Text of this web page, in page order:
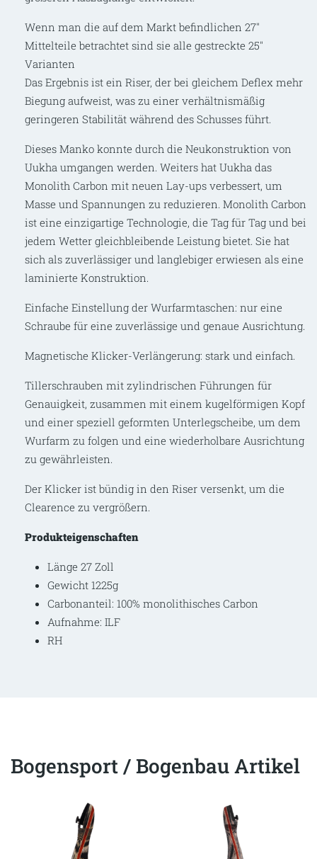
Wenn man die auf dem Markt befindlichen 27″
Mittelteile betrachtet sind sie alle gestreckte 25″
Varianten
Das Ergebnis ist ein Riser, der bei gleichem Deflex mehr
Biegung aufweist, was zu einer verhältnismäßig
geringeren Stabilität während des Schusses führt.
Dieses Manko konnte durch die Neukonstruktion von
Uukha umgangen werden. Weiters hat Uukha das
Monolith Carbon mit neuen Lay-ups verbessert, um
Masse und Spannungen zu reduzieren. Monolith Carbon
ist eine einzigartige Technologie, die Tag für Tag und bei
jedem Wetter gleichbleibende Leistung bietet. Sie hat
sich als zuverlässiger und langlebiger erwiesen als eine
laminierte Konstruktion.
Einfache Einstellung der Wurfarmtaschen: nur eine
Schraube für eine zuverlässige und genaue Ausrichtung.
Magnetische Klicker-Verlängerung: stark und einfach.
Tillerschrauben mit zylindrischen Führungen für
Genauigkeit, zusammen mit einem kugelförmigen Kopf
und einer speziell geformten Unterlegscheibe, um dem
Wurfarm zu folgen und eine wiederholbare Ausrichtung
zu gewährleisten.
Der Klicker ist bündig in den Riser versenkt, um die
Clearence zu vergrößern.
Produkteigenschaften
Länge 27 Zoll
Gewicht 1225g
Carbonanteil: 100% monolithisches Carbon
Aufnahme: ILF
RH
Bogensport / Bogenbau Artikel